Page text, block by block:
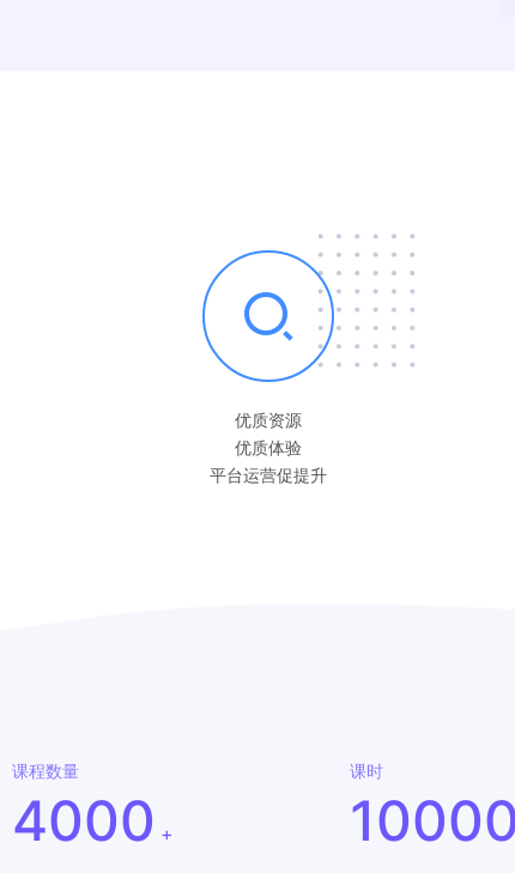
优质资源
优质体验
平台运营促提升
课程数量
4000 +
课时
10000